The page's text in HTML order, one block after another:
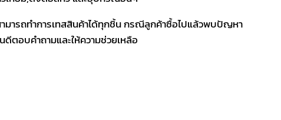
มารถทำการเทสสินค้าได้ทุกชิ้น กรณีลูกค้าซื้อไปแล้วพบปัญหา
ตอบคำถามและให้ความช่วยเหลือ